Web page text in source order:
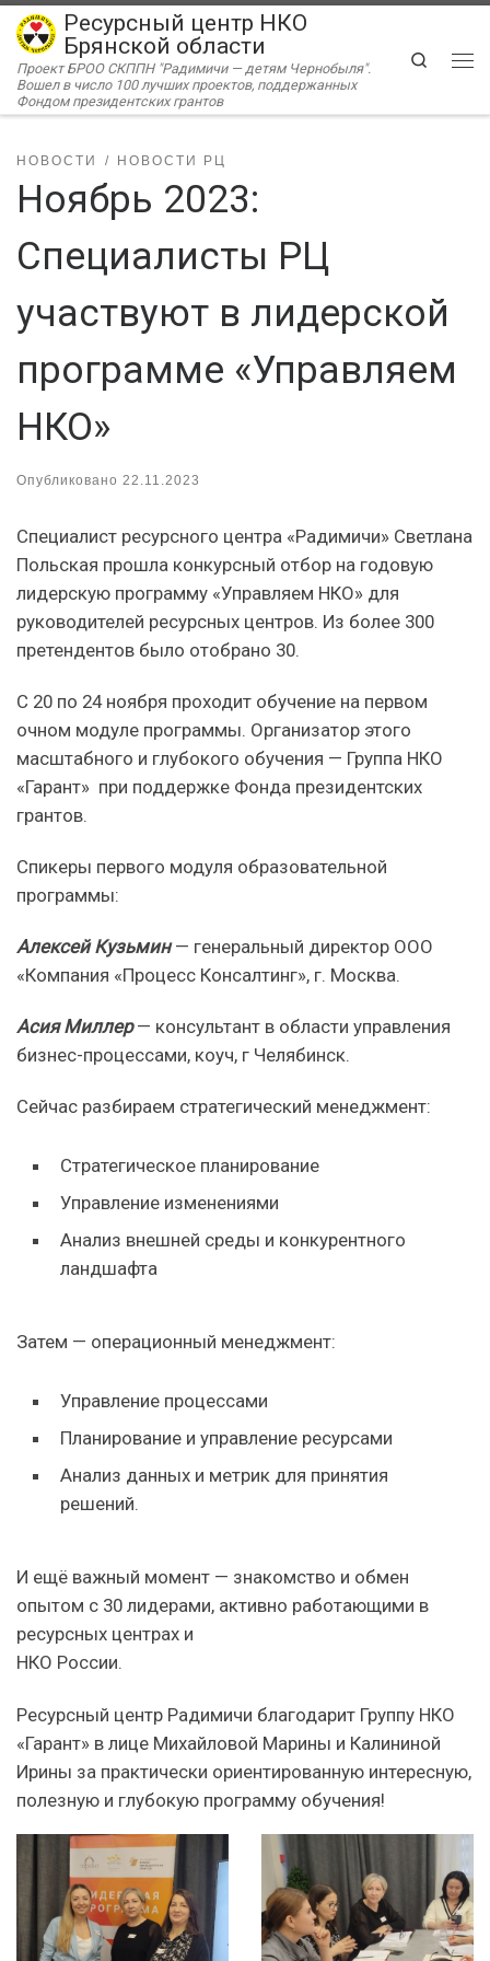
Перейти к содержимому
Ресурсный центр НКО
Брянской области
Проект БРОО СКППН "Радимичи — детям Чернобыля".
Вошел в число 100 лучших проектов, поддержанных
Фондом президентских грантов
Search
НОВОСТИ НОВОСТИ РЦ
Ноябрь 2023:
Специалисты РЦ
участвуют в лидерской
программе «Управляем
НКО»
Опубликовано 22.11.2023
Специалист ресурсного центра «Радимичи» Светлана
Польская прошла конкурсный отбор на годовую
лидерскую программу «Управляем НКО» для
руководителей ресурсных центров. Из более 300
претендентов было отобрано 30.
С 20 по 24 ноября проходит обучение на первом
очном модуле программы. Организатор этого
масштабного и глубокого обучения — Группа НКО
«Гарант» при поддержке Фонда президентских
грантов.
Спикеры первого модуля образовательной
программы:
Алексей Кузьмин— генеральный директор ООО
«Компания «Процесс Консалтинг», г. Москва.
Асия Миллер — консультант в области управления
бизнес-процессами, коуч, г Челябинск.
Сейчас разбираем стратегический менеджмент:
Стратегическое планирование
Управление изменениями
Анализ внешней среды и конкурентного
ландшафта
Затем — операционный менеджмент:
Управление процессами
Планирование и управление ресурсами
Анализ данных и метрик для принятия
решений.
И ещё важный момент — знакомство и обмен
опытом с 30 лидерами, активно работающими в
ресурсных центрах и
НКО России.
Ресурсный центр Радимичи благодарит Группу НКО
«Гарант» в лице Михайловой Марины и Калининой
Ирины за практически ориентированную интересную,
полезную и глубокую программу обучения!